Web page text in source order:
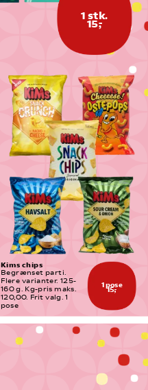
1 pose
15,-
Kims chips
Begrænset parti.
Flere varianter. 125-
160 g. Kg-pris maks.
120,00. Frit valg. 1
pose
1 stk.
15,-